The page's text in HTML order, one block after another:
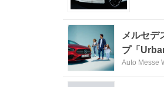
メルセデ
プ「
Auto Messe